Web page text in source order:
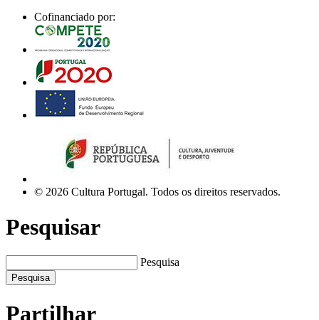
Cofinanciado por:
© 2026 Cultura Portugal. Todos os direitos reservados.
Pesquisar
Pesquisa
Pesquisa
Partilhar